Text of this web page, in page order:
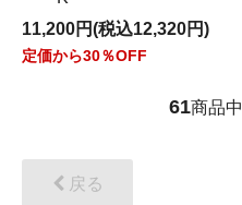
11,200円(税込12,320円)
定価から30％OFF
61商品中
戻る